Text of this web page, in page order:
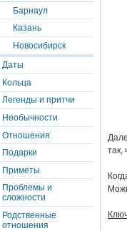
Барнаул
Казань
Новосибирск
Даты
Кольца
Легенды и притчи
Необычности
Отношения
Подарки
Приметы
Проблемы и
сложности
Родственные
отношения
так,